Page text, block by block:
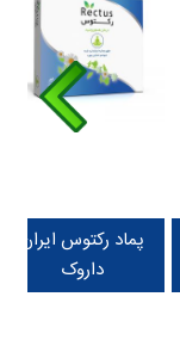
پماد رکتوس ایران
داروک